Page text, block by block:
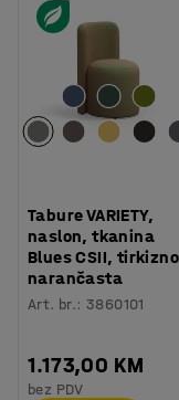
Tabure VARIETY,
naslon, tkanina
Blues CSII, tirkizno
narančasta
Art. br.:3860101
1.173,00 KM
bez PDV